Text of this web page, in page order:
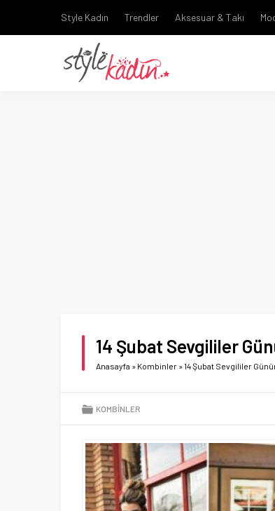
Style Kadın Trendler Aksesuar & Takı
14 Şubat Sevgililer
Anasayfa » Kombinler »14 Şubat Sevgililer
KOMBINLER